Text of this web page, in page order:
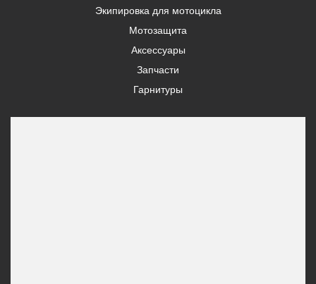
Экипировка для мотоцикла
Мотозащита
Аксессуары
Запчасти
Гарнитуры